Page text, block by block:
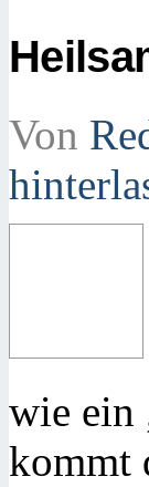
Von
wie ein
kommt